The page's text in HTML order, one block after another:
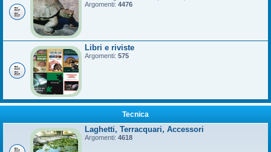
Argomenti: 4476
Libri e riviste
Argomenti: 575
Tecnica
Laghetti, Terracquari, Accessori
Argomenti: 4618